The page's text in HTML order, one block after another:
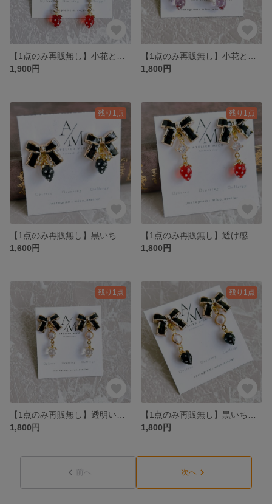
1,900円
1,800円
残り1点
1,600円
残り1点
1,800円
残り1点
1,800円
残り1点
1,800円
前へ 次へ